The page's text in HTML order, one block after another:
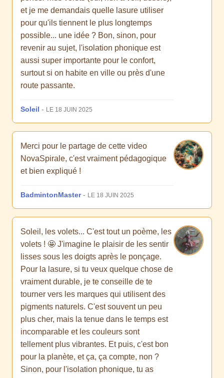
et je me demandais quelle lasure utiliser
pour qu'ils tiennent le plus longtemps
possible... une idée ? Bon, sinon, pour
revenir au sujet, l'isolation phonique est
aussi super importante pour le confort,
surtout si on habite en ville ou près d'une
route passante.
Soleil - LE 18 JUIN 2025
Merci pour le partage de cette video
NovaSpirale, c'est vraiment pédagogique
et bien expliqué !
BadmintonMaster- LE 18 JUIN 2025
Soleil, les volets... C'est tout un poème, les
volets ! 🤩 J'imagine le plaisir de les sentir
lisses sous les doigts après le ponçage.
Pour la lasure, si tu veux quelque chose de
vraiment durable, je te conseille de te
tourner vers les marques qui utilisent des
pigments naturels. C'est souvent un peu
plus cher, mais la tenue dans le temps est
incomparable et les couleurs sont
tellement plus vibrantes. Et puis, c'est bon
pour la planète, et ça, ça compte, non ?
Sinon, pour l'isolation phonique, tu as